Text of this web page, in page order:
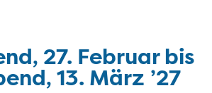
27. Februar bis
13. März ’27